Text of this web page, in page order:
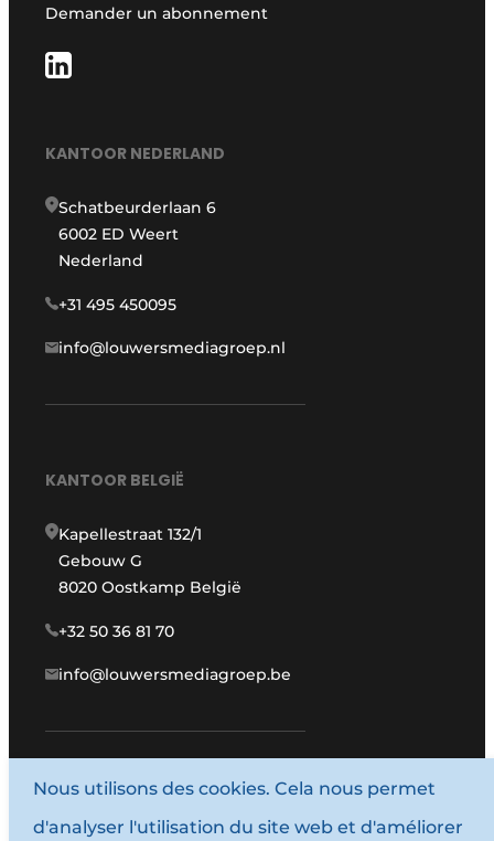
Demander un abonnement
KANTOOR NEDERLAND
Schatbeurderlaan 6
6002 ED Weert
Nederland
+31 495 450095
info@louwersmediagroep.nl
KANTOOR BELGIË
Kapellestraat 132/1
Gebouw G
8020 Oostkamp België
+32 50 36 81 70
info@louwersmediagroep.be
www.louwersmediagroep.com
© 1987 - 2026 Louwersmediagroep.
Nous utilisons des cookies. Cela nous permet
d'analyser l'utilisation du site web et d'améliorer